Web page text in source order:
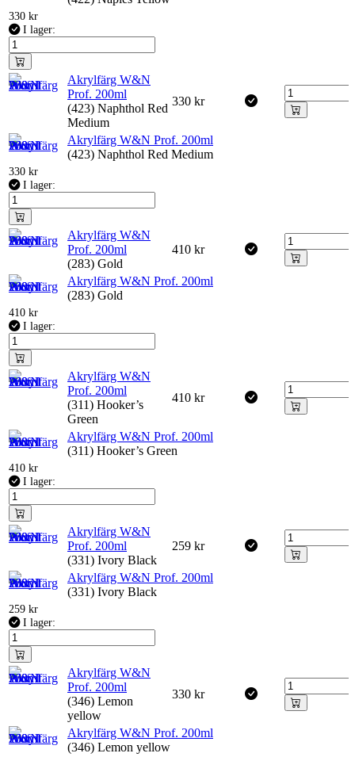
330 kr
I lager:
Akrylfärg W&N
Prof. 200ml
(423) Naphthol Red
Medium
330 kr
Akrylfärg W&N Prof. 200ml
(423) Naphthol Red Medium
330 kr
I lager:
Akrylfärg W&N
Prof. 200ml
(283) Gold
410 kr
Akrylfärg W&N Prof. 200ml
(283) Gold
410 kr
I lager:
Akrylfärg W&N
Prof. 200ml
(311) Hooker’s
Green
410 kr
Akrylfärg W&N Prof. 200ml
(311) Hooker’s Green
410 kr
I lager:
Akrylfärg W&N
Prof. 200ml
(331) Ivory Black
259 kr
Akrylfärg W&N Prof. 200ml
(331) Ivory Black
259 kr
I lager:
Akrylfärg W&N
Prof. 200ml
(346) Lemon
yellow
330 kr
Akrylfärg W&N Prof. 200ml
(346) Lemon yellow